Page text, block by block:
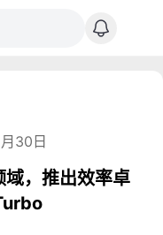
30日
，推出效率卓